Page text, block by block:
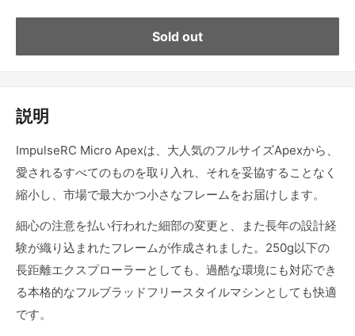
Sold out
説明
ImpulseRC Micro Apexは、大人気のフルサイズApexから、
愛されるすべてのものを取り入れ、それを妥協することなく
縮小し、市場で最大かつ小さなフレームをお届けします。
細心の注意を払い行われた細部の変更と、また長年の設計経
験が織り込まれたフレームが作成されました。250g以下の
長距離エクスプローラーとしても、過酷な環境にも対応でき
る本格的なフルブラッドフリースタイルマシンとしても快適
です。